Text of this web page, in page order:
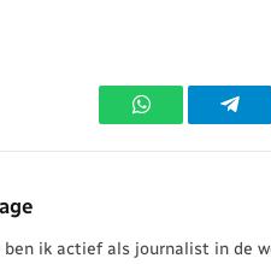
WhatsApp
ben ik actief als journalist in de